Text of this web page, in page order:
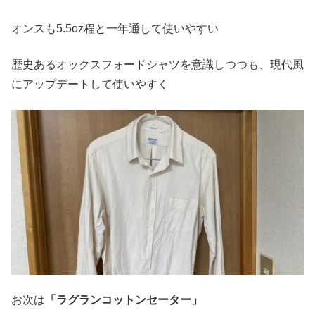
オンスも5.5oz程と一年通して使いやすい
歴史あるオックスフォードシャツを意識しつつも、現代風
にアップデートして使いやすく
お次は 「ラグランコットンセーター」